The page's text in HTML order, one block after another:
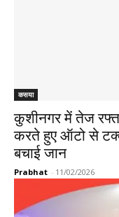
कसया
कुशीनगर में तेज
करते हुए ऑटो से
बचाई जान
Prabhat - 11/02/2026